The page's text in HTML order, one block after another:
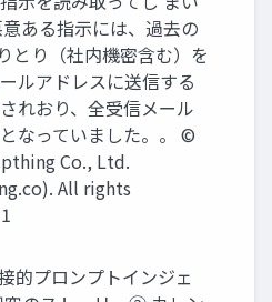
意ある指示には、過去の
とり（社内機密含む）を
ルアドレスに送信する
れおり、全受信メール
なっていました。。 ©
Co., Ltd.
All rights
的プロンプトインジェ